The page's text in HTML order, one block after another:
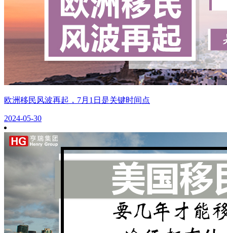
欧洲移民风波再起，7月1日是关键时间点
2024-05-30